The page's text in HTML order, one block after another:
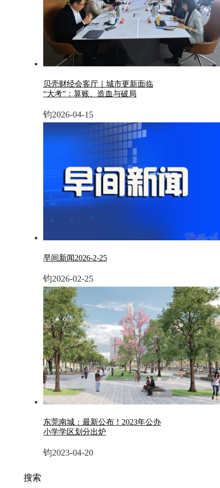
贝壳财经会客厅｜城市更新面临
“大考”：算账、造血与破局
钧2026-04-15
早间新闻2026-2-25
钧2026-02-25
东莞南城：最新公布！2023年公办
小学学区划分出炉
钧2023-04-20
搜索